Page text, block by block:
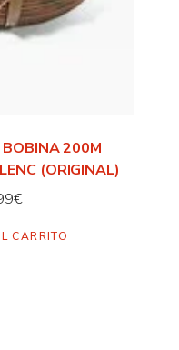
BOBINA 200M
(ORIGINAL)
€
CARRITO